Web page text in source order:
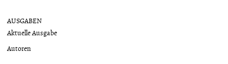
AUSGABEN
Aktuelle Ausgabe
Autoren